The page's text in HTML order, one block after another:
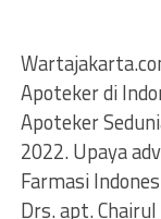
Apoteker di
Apoteker
2022. Upaya
Farmasi
Drs. apt.